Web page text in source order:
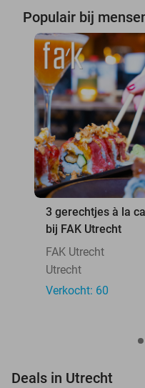
Populair bij
3 gerechtjes à la
bij FAK Utrecht
FAK Utrecht
Utrecht
Verkocht: 60
Deals in Utrecht